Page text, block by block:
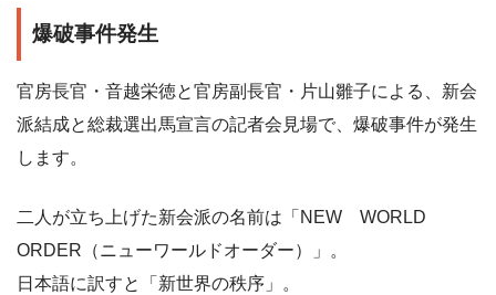
爆破事件発生
官房長官・音越栄徳と官房副長官・片山雛子による、新会
派結成と総裁選出馬宣言の記者会見場で、爆破事件が発生
します。
二人が立ち上げた新会派の名前は「NEW WORLD
ORDER（ニューワールドオーダー）」。
日本語に訳すと「新世界の秩序」。